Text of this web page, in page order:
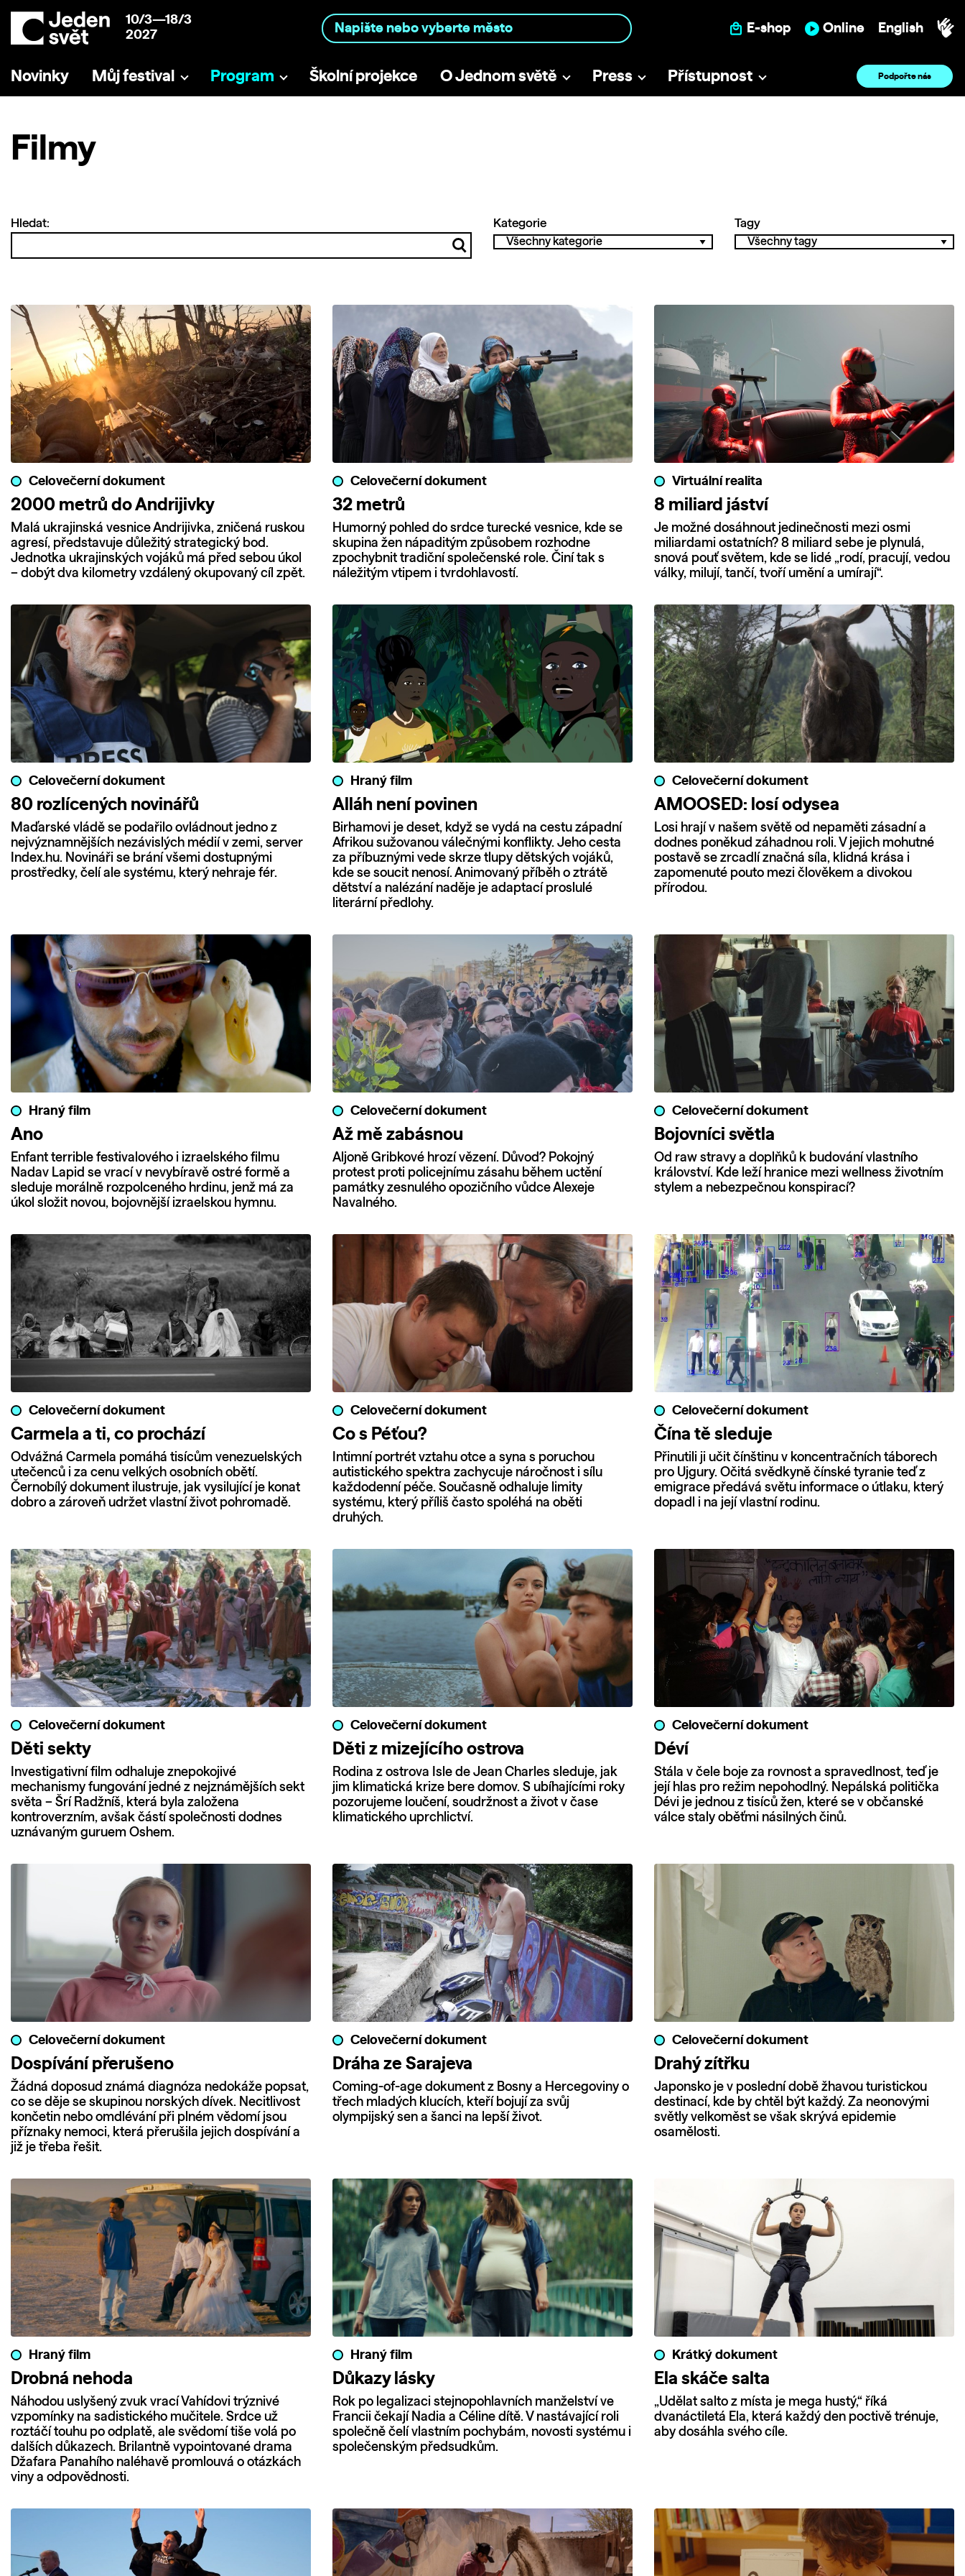
10/3—18/3
2027
E-shop Online English
Novinky Můj festival Program Školní projekce O Jednom světě Press Přístupnost Podpořte nás
Filmy
Hledat: Kategorie Tagy
Celovečerní dokument
2000 metrů do Andrijivky
Malá ukrajinská vesnice Andrijivka, zničená ruskou
agresí, představuje důležitý strategický bod.
Jednotka ukrajinských vojáků má před sebou úkol
– dobýt dva kilometry vzdálený okupovaný cíl zpět.
Celovečerní dokument
32 metrů
Humorný pohled do srdce turecké vesnice, kde se
skupina žen nápaditým způsobem rozhodne
zpochybnit tradiční společenské role. Činí tak s
náležitým vtipem i tvrdohlavostí.
Virtuální realita
8 miliard jáství
Je možné dosáhnout jedinečnosti mezi osmi
miliardami ostatních? 8 miliard sebe je plynulá,
snová pouť světem, kde se lidé „rodí, pracují, vedou
války, milují, tančí, tvoří umění a umírají“.
Celovečerní dokument
80 rozlícených novinářů
Maďarské vládě se podařilo ovládnout jedno z
nejvýznamnějších nezávislých médií v zemi, server
Index.hu. Novináři se brání všemi dostupnými
prostředky, čelí ale systému, který nehraje fér.
Hraný film
Alláh není povinen
Birhamovi je deset, když se vydá na cestu západní
Afrikou sužovanou válečnými konflikty. Jeho cesta
za příbuznými vede skrze tlupy dětských vojáků,
kde se soucit nenosí. Animovaný příběh o ztrátě
dětství a nalézání naděje je adaptací proslulé
literární předlohy.
Celovečerní dokument
AMOOSED: losí odysea
Losi hrají v našem světě od nepaměti zásadní a
dodnes poněkud záhadnou roli. V jejich mohutné
postavě se zrcadlí značná síla, klidná krása i
zapomenuté pouto mezi člověkem a divokou
přírodou.
Hraný film
Ano
Enfant terrible festivalového i izraelského filmu
Nadav Lapid se vrací v nevybíravě ostré formě a
sleduje morálně rozpolceného hrdinu, jenž má za
úkol složit novou, bojovnější izraelskou hymnu.
Celovečerní dokument
Až mě zabásnou
Aljoně Gribkové hrozí vězení. Důvod? Pokojný
protest proti policejnímu zásahu během uctění
památky zesnulého opozičního vůdce Alexeje
Navalného.
Celovečerní dokument
Bojovníci světla
Od raw stravy a doplňků k budování vlastního
království. Kde leží hranice mezi wellness životním
stylem a nebezpečnou konspirací?
Celovečerní dokument
Carmela a ti, co prochází
Odvážná Carmela pomáhá tisícům venezuelských
utečenců i za cenu velkých osobních obětí.
Černobílý dokument ilustruje, jak vysilující je konat
dobro a zároveň udržet vlastní život pohromadě.
Celovečerní dokument
Co s Péťou?
Intimní portrét vztahu otce a syna s poruchou
autistického spektra zachycuje náročnost i sílu
každodenní péče. Současně odhaluje limity
systému, který příliš často spoléhá na oběti
druhých.
Celovečerní dokument
Čína tě sleduje
Přinutili ji učit čínštinu v koncentračních táborech
pro Ujgury. Očitá svědkyně čínské tyranie teď z
emigrace předává světu informace o útlaku, který
dopadl i na její vlastní rodinu.
Celovečerní dokument
Děti sekty
Investigativní film odhaluje znepokojivé
mechanismy fungování jedné z nejznámějších sekt
světa – Šrí Radžníš, která byla založena
kontroverzním, avšak částí společnosti dodnes
uznávaným guruem Oshem.
Celovečerní dokument
Děti z mizejícího ostrova
Rodina z ostrova Isle de Jean Charles sleduje, jak
jim klimatická krize bere domov. S ubíhajícími roky
pozorujeme loučení, soudržnost a život v čase
klimatického uprchlictví.
Celovečerní dokument
Déví
Stála v čele boje za rovnost a spravedlnost, teď je
její hlas pro režim nepohodlný. Nepálská politička
Dévi je jednou z tisíců žen, které se v občanské
válce staly oběťmi násilných činů.
Celovečerní dokument
Dospívání přerušeno
Žádná doposud známá diagnóza nedokáže popsat,
co se děje se skupinou norských dívek. Necitlivost
končetin nebo omdlévání při plném vědomí jsou
příznaky nemoci, která přerušila jejich dospívání a
již je třeba řešit.
Celovečerní dokument
Dráha ze Sarajeva
Coming-of-age dokument z Bosny a Hercegoviny o
třech mladých klucích, kteří bojují za svůj
olympijský sen a šanci na lepší život.
Celovečerní dokument
Drahý zítřku
Japonsko je v poslední době žhavou turistickou
destinací, kde by chtěl být každý. Za neonovými
světly velkoměst se však skrývá epidemie
osamělosti.
Hraný film
Drobná nehoda
Náhodou uslyšený zvuk vrací Vahídovi trýznivé
vzpomínky na sadistického mučitele. Srdce už
roztáčí touhu po odplatě, ale svědomí tiše volá po
dalších důkazech. Brilantně vypointované drama
Džafara Panahího naléhavě promlouvá o otázkách
viny a odpovědnosti.
Hraný film
Důkazy lásky
Rok po legalizaci stejnopohlavních manželství ve
Francii čekají Nadia a Céline dítě. V nastávající roli
společně čelí vlastním pochybám, novosti systému i
společenským předsudkům.
Krátký dokument
Ela skáče salta
„Udělat salto z místa je mega hustý,“ říká
dvanáctiletá Ela, která každý den poctivě trénuje,
aby dosáhla svého cíle.